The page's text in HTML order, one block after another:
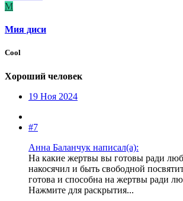
М
Мия диси
Cool
Хороший человек
19 Ноя 2024
#7
Анна Баланчук написал(а):
На какие жертвы вы готовы ради
накосячил и быть свободной
готова и способна на жертвы ради
Нажмите для раскрытия...